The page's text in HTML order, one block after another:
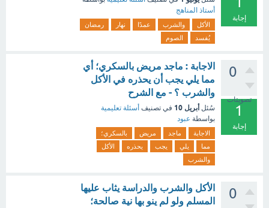
إجابة
أستاذ المناهج
الأكل والشرب عمدًا نهار
رمضان
يُفسد
الصوم
0
تصويتات
1
إجابة
الاجابة : ماجد مريض بالسكري؛ أي
مما يلي يجب أن يحذره في الأكل
والشرب ؟ - مع الشرح
سُئل أبريل 10 في تصنيف أسئلة تعليمية
بواسطة عبود
الاجابة ماجد مريض
بالسكري؛
مما
يلي يجب يحذره
الأكل
والشرب
0
الأكل والشرب والدراسة يثاب عليها
المسلم ولو لم ينو بها نية صالحة؛